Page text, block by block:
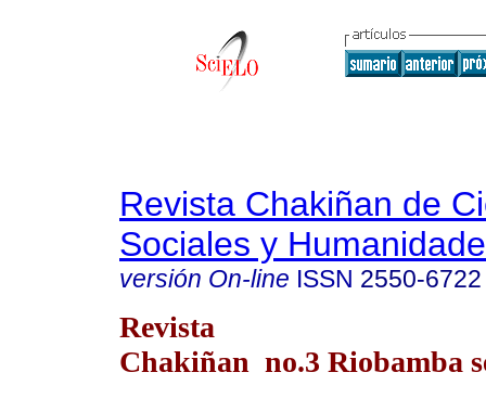
Revista Chakiñan de
Sociales y
versión On-line ISSN 2550-6722
Revista
Chakiñan no.3 Riobamba